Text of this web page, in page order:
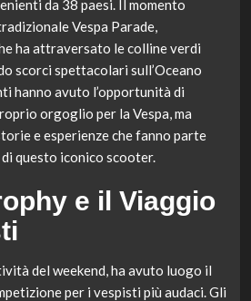
da 38 paesi. Il momento
Vespa Parade,
ha attraversato le colline verdi
scorci spettacolari sull’Oceano
hanno avuto l’opportunità di
orgoglio per la Vespa, ma
e esperienze che fanno parte
questo iconico scooter.
e il Viaggio
del weekend, ha avuto luogo il
per i vespisti più audaci. Gli